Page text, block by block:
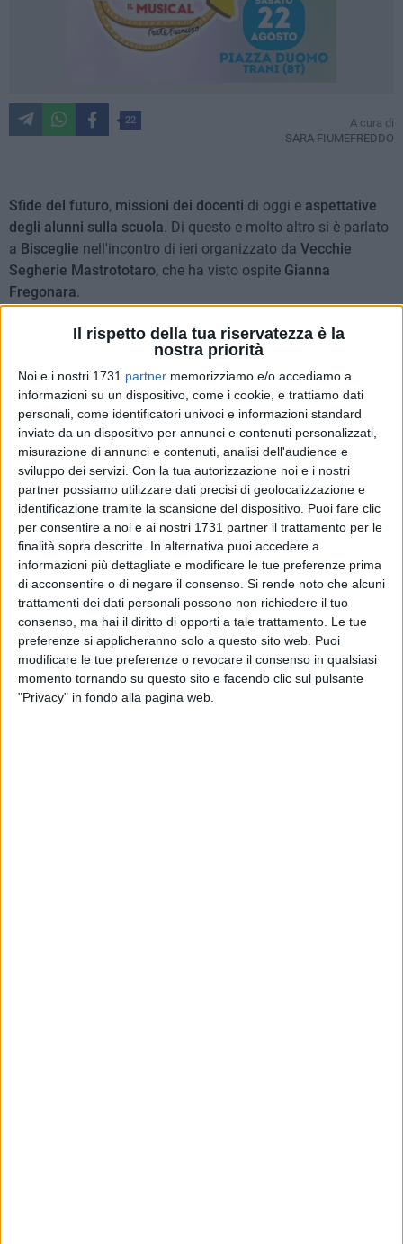
Il rispetto della tua riservatezza è la
nostra priorità
Noi e i nostri 1731 partner memorizziamo e/o accediamo a
informazioni su un dispositivo, come i cookie, e trattiamo dati
personali, come identificatori univoci e informazioni standard
inviate da un dispositivo per annunci e contenuti personalizzati,
misurazione di annunci e contenuti, analisi dell'audience e
sviluppo dei servizi. Con la tua autorizzazione noi e i nostri
partner possiamo utilizzare dati precisi di geolocalizzazione e
identificazione tramite la scansione del dispositivo. Puoi fare clic
per consentire a noi e ai nostri 1731 partner il trattamento per le
finalità sopra descritte. In alternativa puoi accedere a
informazioni più dettagliate e modificare le tue preferenze prima
di acconsentire o di negare il consenso. Si rende noto che alcuni
trattamenti dei dati personali possono non richiedere il tuo
consenso, ma hai il diritto di opporti a tale trattamento. Le tue
preferenze si applicheranno solo a questo sito web. Puoi
modificare le tue preferenze o revocare il consenso in qualsiasi
momento tornando su questo sito e facendo clic sul pulsante
"Privacy" in fondo alla pagina web.
22
A cura di
SARA FIUMEFREDDO
Sfide del futuro, missioni dei docenti di oggi e aspettative
degli alunni sulla scuola. Di questo e molto altro si è parlato
a Bisceglie nell'incontro di ieri organizzato da Vecchie
Segherie Mastrototaro, che ha visto ospite Gianna
Fregonara.
Non sparate sulla scuola" il titolo provocatorio del libro-
inchiesta condotto dalla giornalista insieme a
presentato ieri nella cornice della libreria biscegliese, dopo
che l'appuntamento, inizialmente previsto al Carruba Garden,
è stato spostato al chiuso causa maltempo.
In dialogo conIsa Fasciano, che ha moderato l'incontro,
Fregonara ha affrontato una serie di tematiche presenti nel
libro, sotto l'ascolto attento della dirigenteValentina de
Gennaroe dei docenti delquarto circolo didattico "Don Uva"
con il quale l'evento è stato organizzato.
«In Italia i genitori, che spesso risultano una presenza
ingombrante nel percorso scolastico dei figli, sono molto
legati al fatto di finire iprogrammiprevisti per le varie
materie - ha detto l'autrice - a mio parerebisognerebbe un
attimo lasciare da parte da logica degli argomenti in senso
stretto e preoccuparsi di più che i bambini e i ragazzi